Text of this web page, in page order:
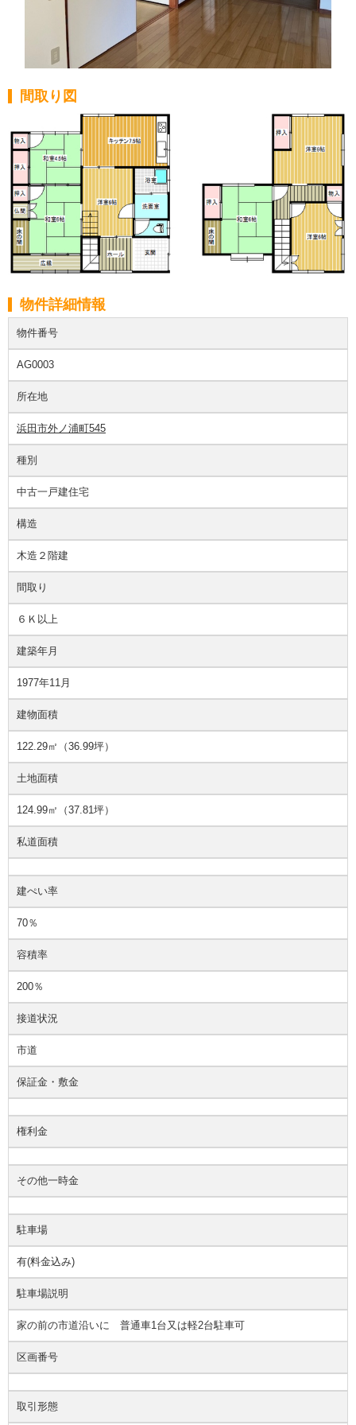
間取り図
物件詳細情報
物件番号
AG0003
所在地
浜田市外ノ浦町545
種別
中古一戸建住宅
構造
木造２階建
間取り
６Ｋ以上
建築年月
1977年11月
建物面積
122.29㎡（36.99坪）
土地面積
124.99㎡（37.81坪）
私道面積
建ぺい率
70％
容積率
200％
接道状況
市道
保証金・敷金
権利金
その他一時金
駐車場
有(料金込み)
駐車場説明
家の前の市道沿いに 普通車1台又は軽2台駐車可
区画番号
取引形態